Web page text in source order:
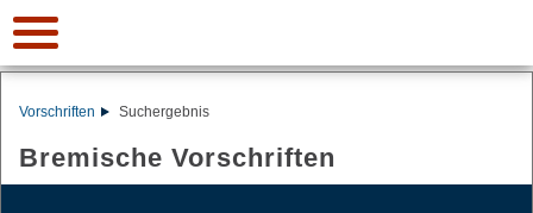
Vorschriften Suchergebnis
Bremische Vorschriften